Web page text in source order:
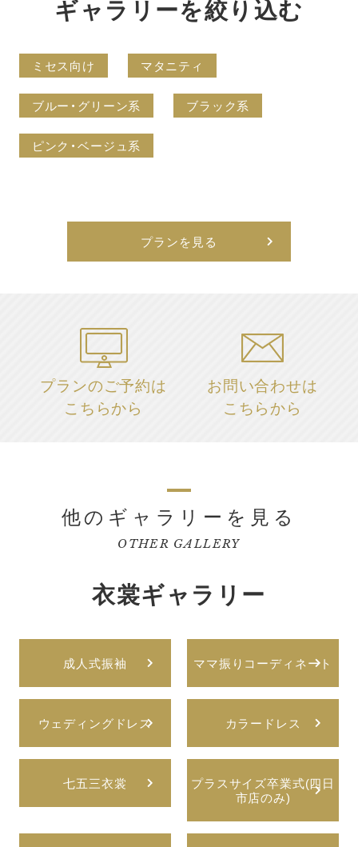
ギャラリーを絞り込む
ミセス向け マタニティ
ブルー・グリーン系 ブラック系
ピンク・ベージュ系
プランを見る
プランのご予約は
こちらから
お問い合わせは
こちらから
他のギャラリーを見る
OTHER GALLERY
衣裳ギャラリー
成人式振袖 ママ振りコーディネート
ウェディングドレス カラードレス
七五三衣裳
プラスサイズ卒業式(四日
市店のみ)